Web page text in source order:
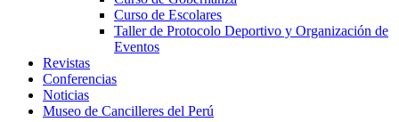
Curso de Escolares
Taller de Protocolo Deportivo y Organización de
Eventos
Revistas
Conferencias
Noticias
Museo de Cancilleres del Perú